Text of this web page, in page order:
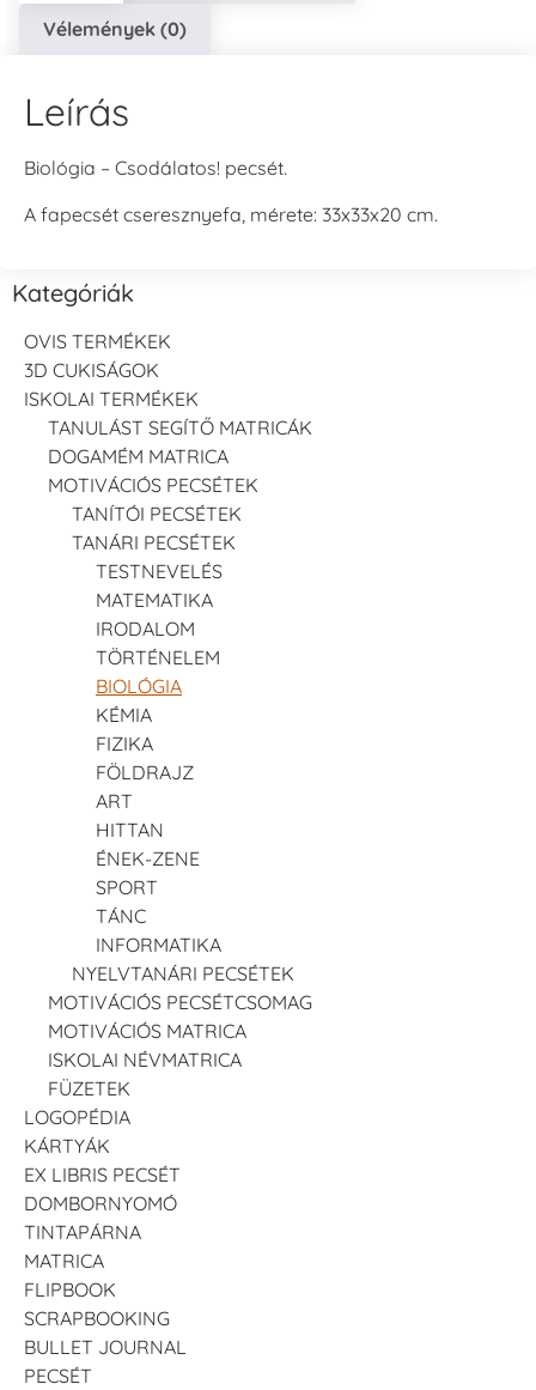
Vélemények (0)
Leírás
Biológia – Csodálatos! pecsét.
A fapecsét cseresznyefa, mérete: 33x33x20 cm.
Kategóriák
OVIS TERMÉKEK
3D CUKISÁGOK
ISKOLAI TERMÉKEK
TANULÁST SEGÍTŐ MATRICÁK
DOGAMÉM MATRICA
MOTIVÁCIÓS PECSÉTEK
TANÍTÓI PECSÉTEK
TANÁRI PECSÉTEK
TESTNEVELÉS
MATEMATIKA
IRODALOM
TÖRTÉNELEM
BIOLÓGIA
KÉMIA
FIZIKA
FÖLDRAJZ
ART
HITTAN
ÉNEK-ZENE
SPORT
TÁNC
INFORMATIKA
NYELVTANÁRI PECSÉTEK
MOTIVÁCIÓS PECSÉTCSOMAG
MOTIVÁCIÓS MATRICA
ISKOLAI NÉVMATRICA
FÜZETEK
LOGOPÉDIA
KÁRTYÁK
EX LIBRIS PECSÉT
DOMBORNYOMÓ
TINTAPÁRNA
MATRICA
FLIPBOOK
SCRAPBOOKING
BULLET JOURNAL
PECSÉT